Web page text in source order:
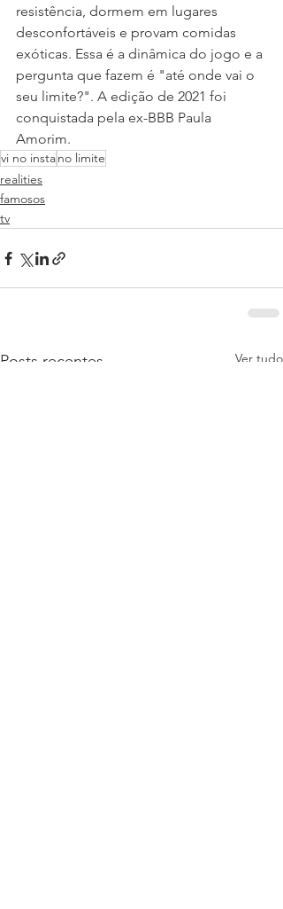
resistência, dormem em lugares
desconfortáveis e provam comidas
exóticas. Essa é a dinâmica do jogo e a
pergunta que fazem é "até onde vai o
seu limite?". A edição de 2021 foi
conquistada pela ex-BBB Paula
Amorim.
vi no instano limite
realities
famosos
tv
Posts recentes Ver tudo